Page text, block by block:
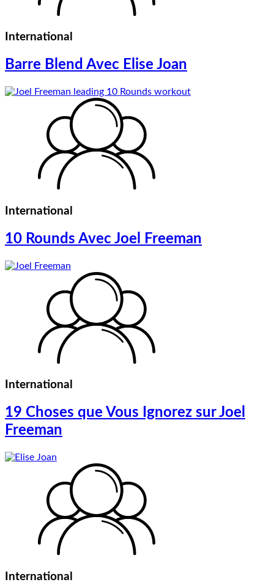
International
Barre Blend Avec Elise Joan
International
10 Rounds Avec Joel Freeman
International
19 Choses que Vous Ignorez sur Joel
Freeman
International